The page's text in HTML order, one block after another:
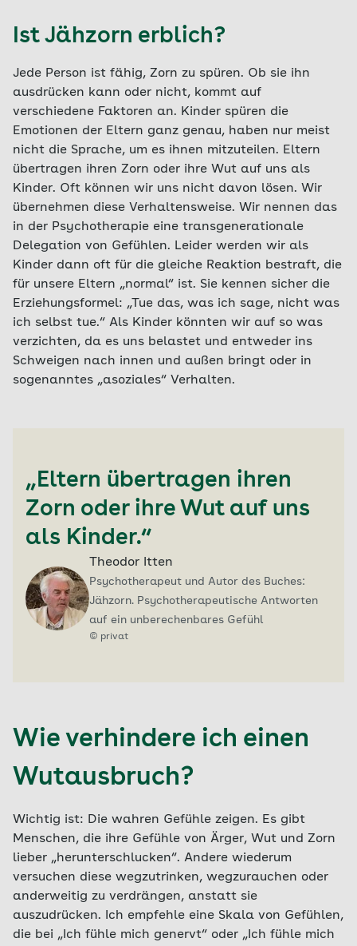
Ist Jähzorn erblich?
Jede Person ist fähig, Zorn zu spüren. Ob sie ihn
ausdrücken kann oder nicht, kommt auf
verschiedene Faktoren an. Kinder spüren die
Emotionen der Eltern ganz genau, haben nur meist
nicht die Sprache, um es ihnen mitzuteilen. Eltern
übertragen ihren Zorn oder ihre Wut auf uns als
Kinder. Oft können wir uns nicht davon lösen. Wir
übernehmen diese Verhaltensweise. Wir nennen das
in der Psychotherapie eine transgenerationale
Delegation von Gefühlen. Leider werden wir als
Kinder dann oft für die gleiche Reaktion bestraft, die
für unsere Eltern „normal“ ist. Sie kennen sicher die
Erziehungsformel: „Tue das, was ich sage, nicht was
ich selbst tue.“ Als Kinder könnten wir auf so was
verzichten, da es uns belastet und entweder ins
Schweigen nach innen und außen bringt oder in
sogenanntes „asoziales“ Verhalten.
„Eltern übertragen ihren
Zorn oder ihre Wut auf uns
als Kinder.“
Theodor Itten
Psychotherapeut und Autor des Buches:
Jähzorn. Psychotherapeutische Antworten
auf ein unberechenbares Gefühl
© privat
Wie verhindere ich einen
Wutausbruch?
Wichtig ist: Die wahren Gefühle zeigen. Es gibt
Menschen, die ihre Gefühle von Ärger, Wut und Zorn
lieber „herunterschlucken“. Andere wiederum
versuchen diese wegzutrinken, wegzurauchen oder
anderweitig zu verdrängen, anstatt sie
auszudrücken. Ich empfehle eine Skala von Gefühlen,
die bei „Ich fühle mich genervt“ oder „Ich fühle mich